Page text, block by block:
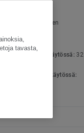
Homogeeninen
julkisessa käytössä: 32
teollisessa käytössä:
tavasta,